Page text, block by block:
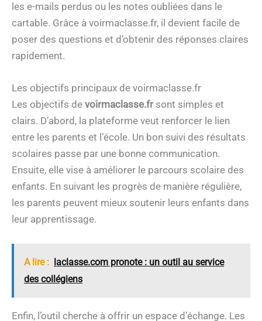
les e-mails perdus ou les notes oubliées dans le
cartable. Grâce à voirmaclasse.fr, il devient facile de
poser des questions et d’obtenir des réponses claires
rapidement.
Les objectifs principaux de voirmaclasse.fr
Les objectifs de voirmaclasse.frsont simples et
clairs. D’abord, la plateforme veut renforcer le lien
entre les parents et l’école. Un bon suivi des résultats
scolaires passe par une bonne communication.
Ensuite, elle vise à améliorer le parcours scolaire des
enfants. En suivant les progrès de manière régulière,
les parents peuvent mieux soutenir leurs enfants dans
leur apprentissage.
A lire : laclasse.com pronote : un outil au service
des collégiens
Enfin, l’outil cherche à offrir un espace d’échange. Les